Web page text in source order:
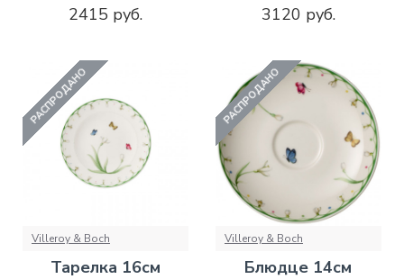
2415 руб.
3120 руб.
РАСПРОДАНО
Villeroy & Boch
Тарелка 16см
РАСПРОДАНО
Villeroy & Boch
Блюдце 14см